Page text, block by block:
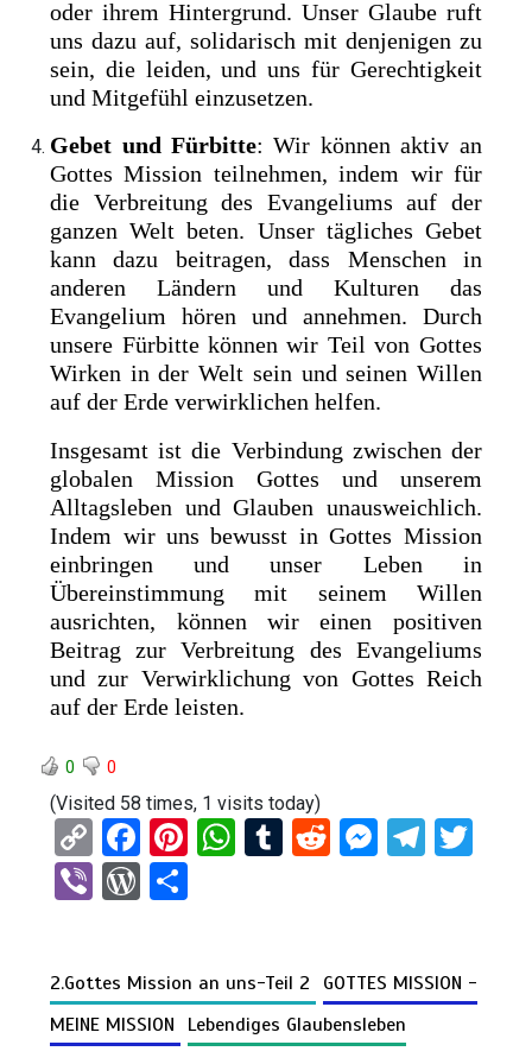
oder ihrem Hintergrund. Unser Glaube ruft
uns dazu auf, solidarisch mit denjenigen zu
sein, die leiden, und uns für Gerechtigkeit
und Mitgefühl einzusetzen.
Gebet und Fürbitte: Wir können aktiv an
Gottes Mission teilnehmen, indem wir für
die Verbreitung des Evangeliums auf der
ganzen Welt beten. Unser tägliches Gebet
kann dazu beitragen, dass Menschen in
anderen Ländern und Kulturen das
Evangelium hören und annehmen. Durch
unsere Fürbitte können wir Teil von Gottes
Wirken in der Welt sein und seinen Willen
auf der Erde verwirklichen helfen.
Insgesamt ist die Verbindung zwischen der
globalen Mission Gottes und unserem
Alltagsleben und Glauben unausweichlich.
Indem wir uns bewusst in Gottes Mission
einbringen und unser Leben in
Übereinstimmung mit seinem Willen
ausrichten, können wir einen positiven
Beitrag zur Verbreitung des Evangeliums
und zur Verwirklichung von Gottes Reich
auf der Erde leisten.
0 0
(Visited 58 times, 1 visits today)
C
o
py
n
k
F
a
ce
o
o
Pi
t
W
A
p
T
r
R
t
M
g
er
T
a
Vi W
Pr
es
n
2.Gottes Mission an uns-Teil 2
GOTTES MISSION -
MEINE MISSION
Lebendiges Glaubensleben